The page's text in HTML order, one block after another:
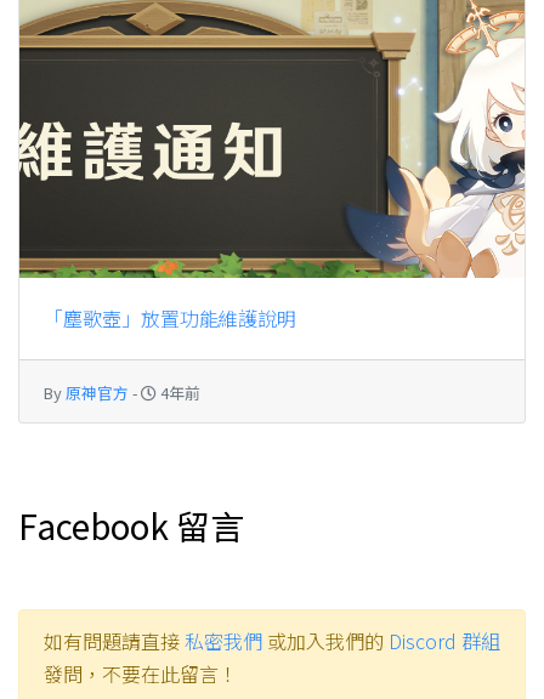
「塵歌壺」放置功能維護說明
By原神官方 - 4年前
Facebook 留言
如有問題請直接私密我們 或加入我們的 Discord 群組
發問，不要在此留言！